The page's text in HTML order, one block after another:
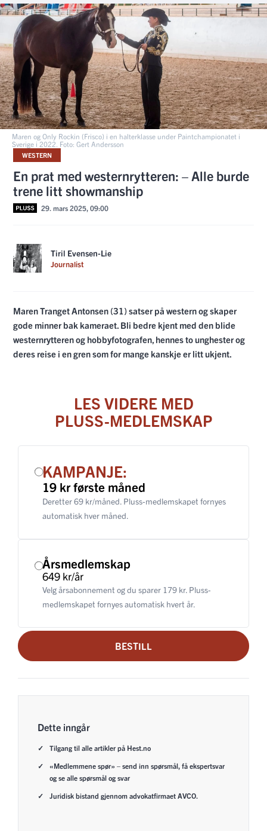
Maren og Only Rockin (Frisco) i en halterklasse under Paintchampionatet i
Sverige i 2022. Foto: Gert Andersson
WESTERN
En prat med westernrytteren: – Alle burde
trene litt showmanship
29. mars 2025, 09:00
Tiril Evensen-Lie
Journalist
Maren Tranget Antonsen (31) satser på western og skaper
gode minner bak kameraet. Bli bedre kjent med den blide
westernrytteren og hobbyfotografen, hennes to unghester og
deres reise i en gren som for mange kanskje er litt ukjent.
LES VIDERE MED
PLUSS-MEDLEMSKAP
KAMPANJE:
19 kr første måned
Deretter 69 kr/måned. Pluss-medlemskapet fornyes
automatisk hver måned.
Årsmedlemskap
649 kr/år
Velg årsabonnement og du sparer 179 kr. Pluss-
medlemskapet fornyes automatisk hvert år.
BESTILL
Dette inngår
Tilgang til alle artikler på Hest.no
«Medlemmene spør» – send inn spørsmål, få ekspertsvar
og se alle spørsmål og svar
Juridisk bistand gjennom advokatfirmaet AVCO.